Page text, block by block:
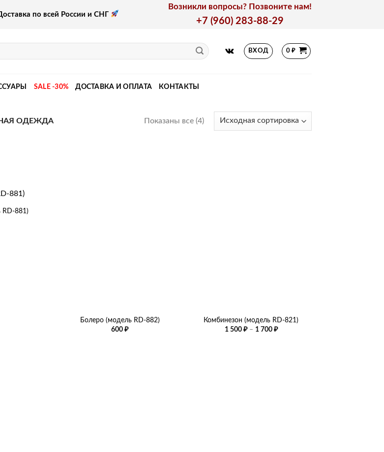
по всей России и СНГ
Возникли вопросы? Позвоните нам!
+7 (960) 283-88-29
ВХОД 0₽
SALE -30% ДОСТАВКА И ОПЛАТА КОНТАКТЫ
ОДЕЖДА Показаны все (4)
RD-881)
Болеро (модель RD-882)
600₽
Комбинезон (модель RD-821)
1 500 ₽ – 1 700 ₽Диапазон